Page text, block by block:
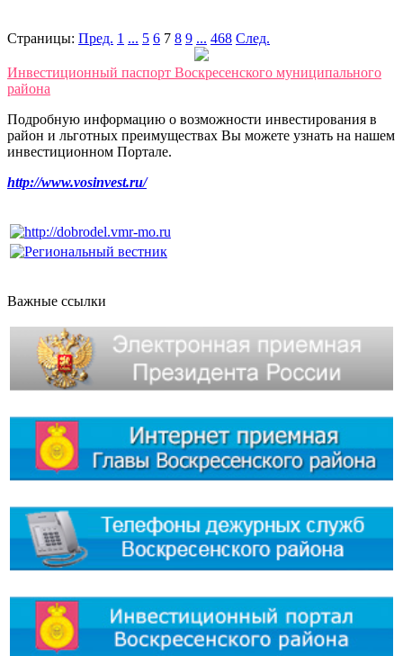
Страницы: Пред. 1 ... 5 6 7 8 9 ... 468 След.
Инвестиционный паспорт Воскресенского муниципального
района
Подробную информацию о возможности инвестирования в
район и льготных преимуществах Вы можете узнать на нашем
инвестиционном Портале.
http://www.vosinvest.ru/
Важные ссылки